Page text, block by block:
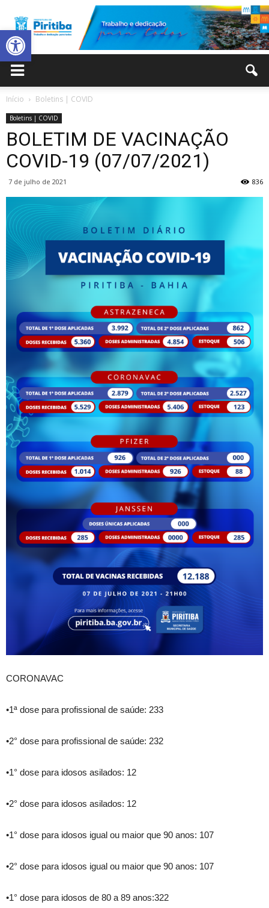
Abrir a barra de ferramentas
Municipal
Piritiba
Início Boletins | COVID
Boletins | COVID
BOLETIM DE VACINAÇÃO
COVID-19 (07/07/2021)
7 de julho de 2021 836
CORONAVAC
•1ª dose para profissional de saúde: 233
•2° dose para profissional de saúde: 232
•1° dose para idosos asilados: 12
•2° dose para idosos asilados: 12
•1° dose para idosos igual ou maior que 90 anos: 107
•2° dose para idosos igual ou maior que 90 anos: 107
•1° dose para idosos de 80 a 89 anos:322